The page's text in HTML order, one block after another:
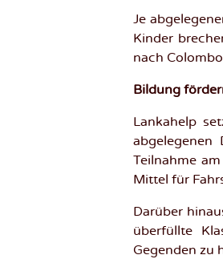
Je
Kinder
nach
Bildung
Lankahelp
Teilnahme
Mittel für
Darüber
überfüllte
Gegenden zu